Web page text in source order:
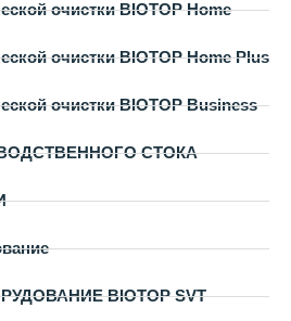
очистки BIOTOP Home
очистки BIOTOP Home Plus
очистки BIOTOP Business
СТОКА
BIOTOP SVT